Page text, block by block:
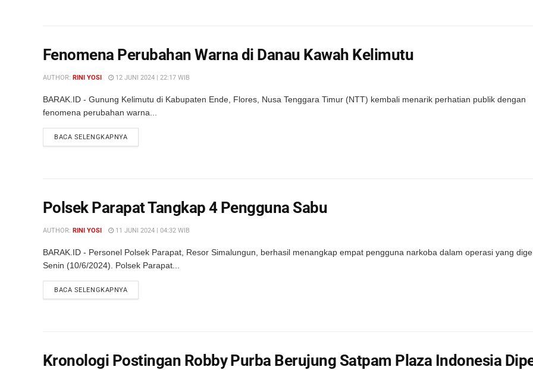
Fenomena Perubahan Warna di Danau Kawah Kelimutu
AUTHOR: RINI YOSI 12 JUNI 2024 | 22:17 WIB
BARAK.ID - Gunung Kelimutu di Kabupaten Ende, Flores, Nusa Tenggara Timur (NTT) kembali menarik perhatian publik dengan
fenomena perubahan warna...
BACA SELENGKAPNYADETAILS
Polsek Parapat Tangkap 4 Pengguna Sabu
AUTHOR: RINI YOSI 11 JUNI 2024 | 04:32 WIB
BARAK.ID - Personel Polsek Parapat, Resor Simalungun, berhasil menangkap empat pengguna narkoba dalam operasi yang
Senin (10/6/2024). Polsek Parapat...
BACA SELENGKAPNYADETAILS
Kronologi Postingan Robby Purba Berujung Satpam Plaza Indonesia